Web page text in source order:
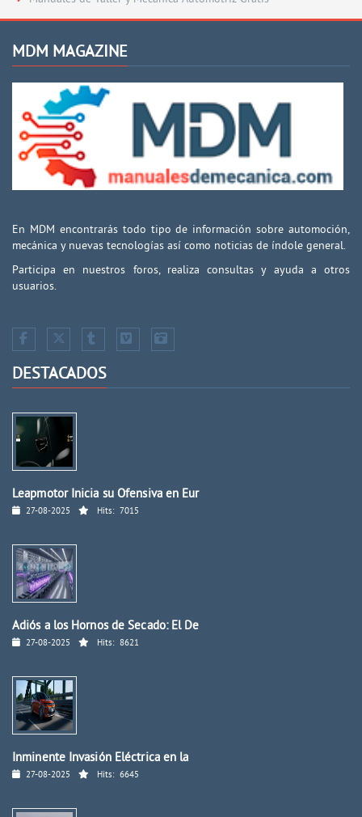
MDM MAGAZINE
En MDM encontrarás todo tipo de información sobre automoción,
mecánica y nuevas tecnologías así como noticias de índole general.
Participa en nuestros foros, realiza consultas y ayuda a otros
usuarios.
DESTACADOS
Leapmotor Inicia su Ofensiva en Eur
27-08-2025 Hits: 7015
Adiós a los Hornos de Secado: El De
27-08-2025 Hits: 8621
Inminente Invasión Eléctrica en la
27-08-2025 Hits: 6645